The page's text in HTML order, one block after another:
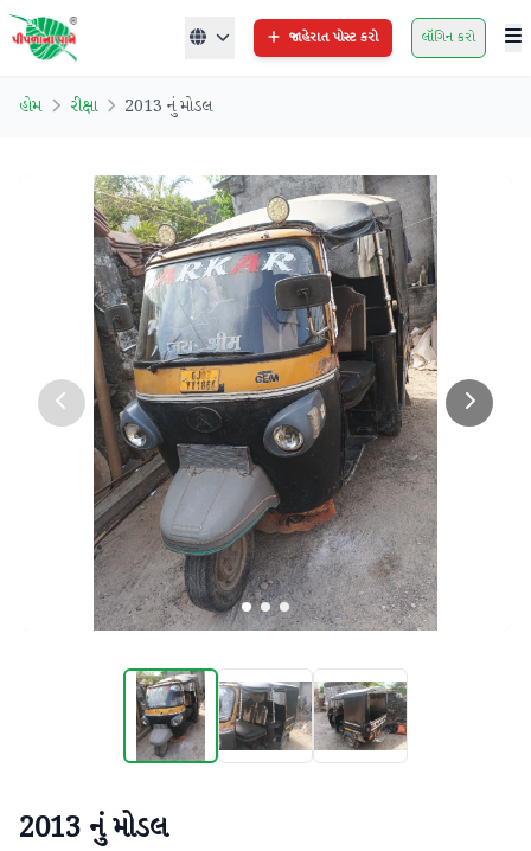
જાહેરાત પોસ્ટ કરો લૉગિન કરો
હોમ રીક્ષા 2013 નું મોડલ
2013 નું મોડલ